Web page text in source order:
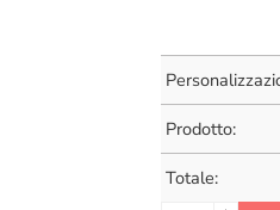
Prodotto:
Totale: